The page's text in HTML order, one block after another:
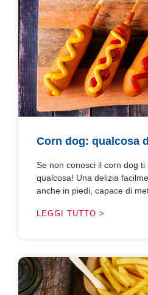
Corn dog: qualcosa
Se non conosci il corn dog ti
qualcosa! Una delizia
anche in piedi, capace di
LEGGI TUTTO >